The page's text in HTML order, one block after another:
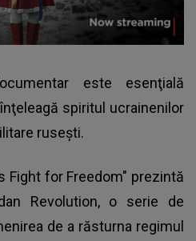
este esenţială
spiritul ucrainenilor
ruseşti.
Fight for Freedom" prezintă
Revolution, o serie de
de a răsturna regimul